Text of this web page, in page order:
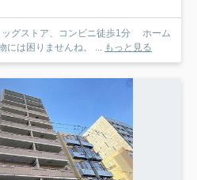
グストア、コンビニ徒歩1分 ホーム
は困りませんね。 ...
もっと見る